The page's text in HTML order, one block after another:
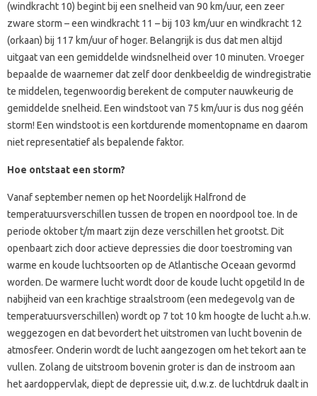
(windkracht 10) begint bij een snelheid van 90 km/uur, een zeer
zware storm – een windkracht 11 – bij 103 km/uur en windkracht 12
(orkaan) bij 117 km/uur of hoger. Belangrijk is dus dat men altijd
uitgaat van een gemiddelde windsnelheid over 10 minuten. Vroeger
bepaalde de waarnemer dat zelf door denkbeeldig de windregistratie
te middelen, tegenwoordig berekent de computer nauwkeurig de
gemiddelde snelheid. Een windstoot van 75 km/uur is dus nog géén
storm! Een windstoot is een kortdurende momentopname en daarom
niet representatief als bepalende faktor.
Hoe ontstaat een storm?
Vanaf september nemen op het Noordelijk Halfrond de
temperatuursverschillen tussen de tropen en noordpool toe. In de
periode oktober t/m maart zijn deze verschillen het grootst. Dit
openbaart zich door actieve depressies die door toestroming van
warme en koude luchtsoorten op de Atlantische Oceaan gevormd
worden. De warmere lucht wordt door de koude lucht opgetild In de
nabijheid van een krachtige straalstroom (een medegevolg van de
temperatuursverschillen) wordt op 7 tot 10 km hoogte de lucht a.h.w.
weggezogen en dat bevordert het uitstromen van lucht bovenin de
atmosfeer. Onderin wordt de lucht aangezogen om het tekort aan te
vullen. Zolang de uitstroom bovenin groter is dan de instroom aan
het aardoppervlak, diept de depressie uit, d.w.z. de luchtdruk daalt in